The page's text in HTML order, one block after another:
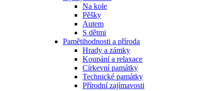
Na kole
Pěšky
Autem
S dětmi
Pamětihodnosti a příroda
Hrady a zámky
Koupání a relaxace
Církevní památky
Technické památky
Přírodní zajímavosti